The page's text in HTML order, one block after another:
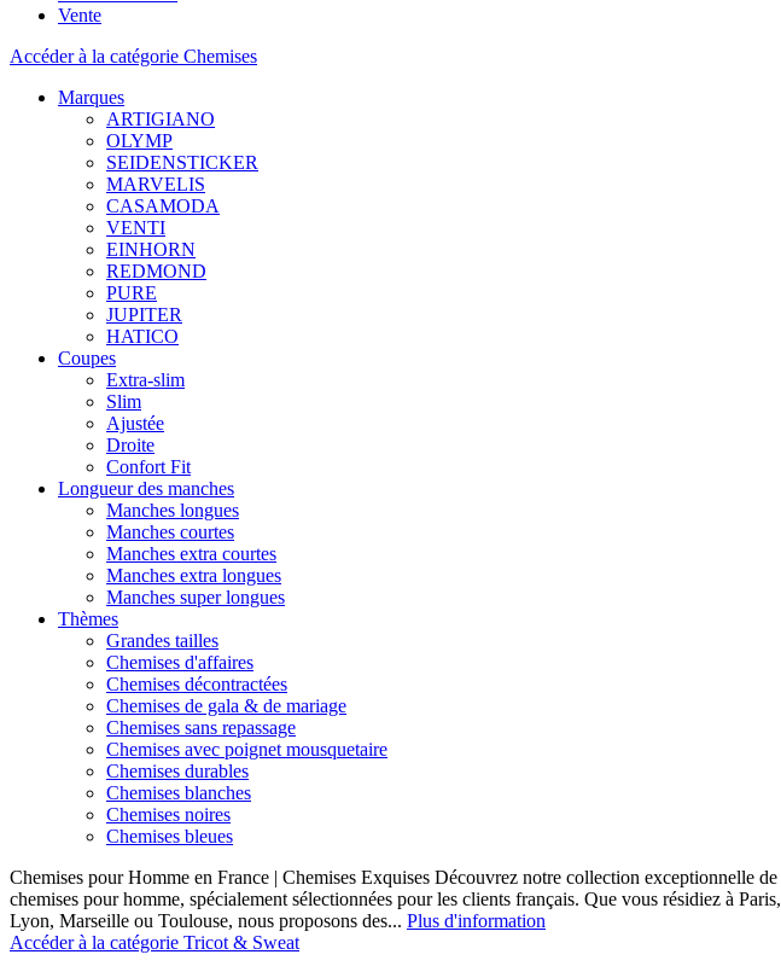
Vente
Accéder à la catégorie Chemises
Marques
ARTIGIANO
OLYMP
SEIDENSTICKER
MARVELIS
CASAMODA
VENTI
EINHORN
REDMOND
PURE
JUPITER
HATICO
Coupes
Extra-slim
Slim
Ajustée
Droite
Confort Fit
Longueur des manches
Manches longues
Manches courtes
Manches extra courtes
Manches extra longues
Manches super longues
Thèmes
Grandes tailles
Chemises d'affaires
Chemises décontractées
Chemises de gala & de mariage
Chemises sans repassage
Chemises avec poignet mousquetaire
Chemises durables
Chemises blanches
Chemises noires
Chemises bleues
Chemises pour Homme en France | Chemises Exquises Découvrez notre collection exceptionnelle de
chemises pour homme, spécialement sélectionnées pour les clients français. Que vous résidiez à Paris,
Lyon, Marseille ou Toulouse, nous proposons des... Plus d'information
Accéder à la catégorie Tricot & Sweat